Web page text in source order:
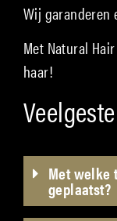
Wij garanderen
Met Natural
haar!
Met welke
geplaatst?